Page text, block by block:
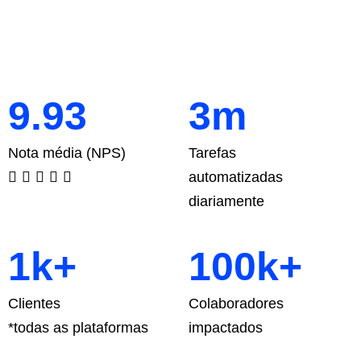
9.93
Nota média (NPS)
    
3m
Tarefas
automatizadas
diariamente
1k+
Clientes
*todas as plataformas
100k+
Colaboradores
impactados